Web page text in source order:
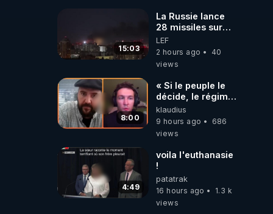
15:03
La Russie lance
28 missiles sur
Kiev, l'attaque
révèle la faiblesse
de Kiev
LEF
2 hours ago
40
views
8:00
« Si le peuple le
décide, le régime
peut tomber
demain ! »
klaudius
9 hours ago
686
views
4:49
voila l'euthanasie
!
patatrak
16 hours ago
1.3 k
views